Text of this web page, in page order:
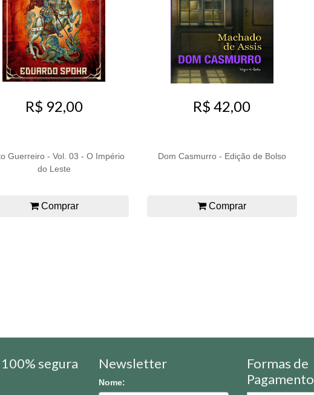
R$ 92,00
Guerreiro - Vol. 03 - O Império
do Leste
Comprar
R$ 42,00
Dom Casmurro - Edição de Bolso
Comprar
segura Newsletter
Nome:
Formas de
Pagamento